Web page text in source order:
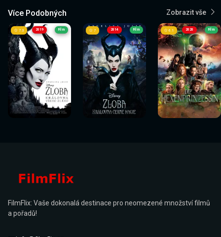
Více Podobných Zobrazit vše
2019
Sledovat
nyní
7.3 Film
Sledovat
nyní
2014
Sledovat
nyní
7 Film
Sledovat
nyní
2020
Sledovat
nyní
6.1 Film
Sledovat
nyní
FilmFlix: Vaše dokonalá destinace pro neomezené množství filmů
a pořadů!